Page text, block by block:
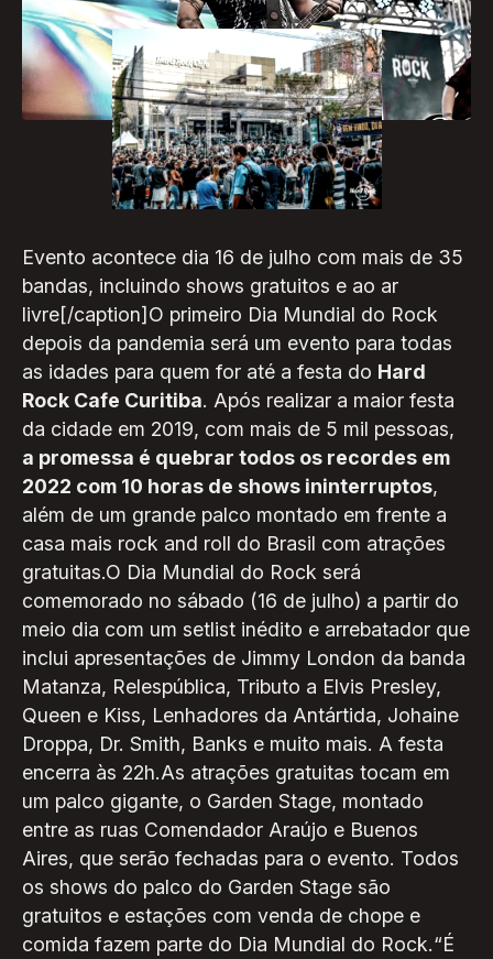
Evento acontece dia 16 de julho com mais de 35
bandas, incluindo shows gratuitos e ao ar
livre[/caption]O primeiro Dia Mundial do Rock
depois da pandemia será um evento para todas
as idades para quem for até a festa do Hard
Rock Cafe Curitiba. Após realizar a maior festa
da cidade em 2019, com mais de 5 mil pessoas,
a promessa é quebrar todos os recordes em
2022 com 10 horas de shows ininterruptos,
além de um grande palco montado em frente a
casa mais rock and roll do Brasil com atrações
gratuitas.O Dia Mundial do Rock será
comemorado no sábado (16 de julho) a partir do
meio dia com um setlist inédito e arrebatador que
inclui apresentações de Jimmy London da banda
Matanza, Relespública, Tributo a Elvis Presley,
Queen e Kiss, Lenhadores da Antártida, Johaine
Droppa, Dr. Smith, Banks e muito mais. A festa
encerra às 22h.As atrações gratuitas tocam em
um palco gigante, o Garden Stage, montado
entre as ruas Comendador Araújo e Buenos
Aires, que serão fechadas para o evento. Todos
os shows do palco do Garden Stage são
gratuitos e estações com venda de chope e
comida fazem parte do Dia Mundial do Rock.“É